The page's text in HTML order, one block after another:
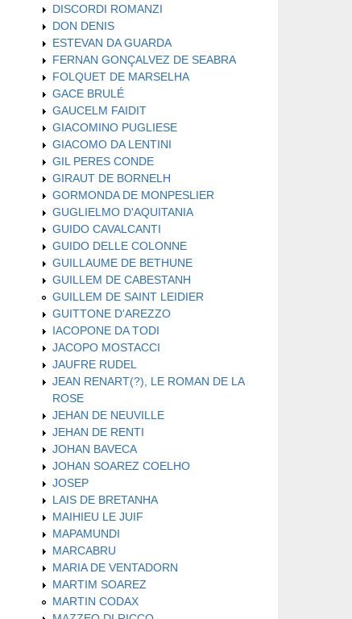
DISCORDI ROMANZI
DON DENIS
ESTEVAN DA GUARDA
FERNAN GONÇALVEZ DE SEABRA
FOLQUET DE MARSELHA
GACE BRULÉ
GAUCELM FAIDIT
GIACOMINO PUGLIESE
GIACOMO DA LENTINI
GIL PERES CONDE
GIRAUT DE BORNELH
GORMONDA DE MONPESLIER
GUGLIELMO D'AQUITANIA
GUIDO CAVALCANTI
GUIDO DELLE COLONNE
GUILLAUME DE BETHUNE
GUILLEM DE CABESTANH
GUILLEM DE SAINT LEIDIER
GUITTONE D'AREZZO
IACOPONE DA TODI
JACOPO MOSTACCI
JAUFRE RUDEL
JEAN RENART(?), LE ROMAN DE LA
ROSE
JEHAN DE NEUVILLE
JEHAN DE RENTI
JOHAN BAVECA
JOHAN SOAREZ COELHO
JOSEP
LAIS DE BRETANHA
MAIHIEU LE JUIF
MAPAMUNDI
MARCABRU
MARIA DE VENTADORN
MARTIM SOAREZ
MARTIN CODAX